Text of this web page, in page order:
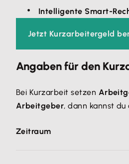
Intelligente Smart-
Jetzt Kurzarbeitergeld
Angaben für den
Bei Kurzarbeit setzen
Arbeitgeber, dann kannst
Zeitraum
aus, z.